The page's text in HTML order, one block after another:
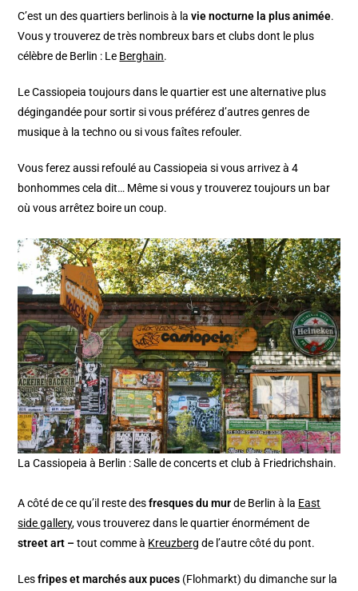
C’est un des quartiers berlinois à lavie nocturne la plus animée.
Vous y trouverez de très nombreux bars et clubs dont le plus
célèbre de Berlin : Le Berghain.
Le Cassiopeia toujours dans le quartier est une alternative plus
dégingandée pour sortir si vous préférez d’autres genres de
musique à la techno ou si vous faîtes refouler.
Vous ferez aussi refoulé au Cassiopeia si vous arrivez à 4
bonhommes cela dit… Même si vous y trouverez toujours un bar
où vous arrêtez boire un coup.
La Cassiopeia à Berlin : Salle de concerts et club à Friedrichshain.
A côté de ce qu’il reste desfresques du murde Berlin à la East
side gallery, vous trouverez dans le quartier énormément de
street art –tout comme à Kreuzberg de l’autre côté du pont.
Lesfripes et marchés aux puces (Flohmarkt) du dimanche sur la